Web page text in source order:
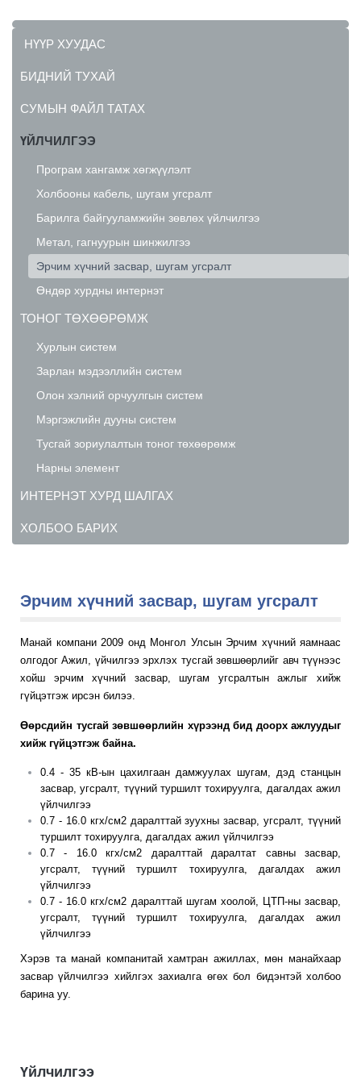
НҮҮР ХУУДАС
БИДНИЙ ТУХАЙ
СУМЫН ФАЙЛ ТАТАХ
ҮЙЛЧИЛГЭЭ
Програм хангамж хөгжүүлэлт
Холбооны кабель, шугам угсралт
Барилга байгууламжийн зөвлөх үйлчилгээ
Метал, гагнуурын шинжилгээ
Эрчим хүчний засвар, шугам угсралт
Өндөр хурдны интернэт
ТОНОГ ТӨХӨӨРӨМЖ
Хурлын систем
Зарлан мэдээллийн систем
Олон хэлний орчуулгын систем
Мэргэжлийн дууны систем
Тусгай зориулалтын тоног төхөөрөмж
Нарны элемент
ИНТЕРНЭТ ХУРД ШАЛГАХ
ХОЛБОО БАРИХ
Эрчим хүчний засвар, шугам угсралт
Манай компани 2009 онд Монгол Улсын Эрчим хүчний яамнаас
олгодог Ажил, үйчилгээ эрхлэх тусгай зөвшөөрлийг авч түүнээс
хойш эрчим хүчний засвар, шугам угсралтын ажлыг хийж
гүйцэтгэж ирсэн билээ.
Өөрсдийн тусгай зөвшөөрлийн хүрээнд бид доорх ажлуудыг
хийж гүйцэтгэж байна.
0.4 - 35 кВ-ын цахилгаан дамжуулах шугам, дэд станцын
засвар, угсралт, түүний туршилт тохируулга, дагалдах ажил
үйлчилгээ
0.7 - 16.0 кгх/см2 даралттай зуухны засвар, угсралт, түүний
туршилт тохируулга, дагалдах ажил үйлчилгээ
0.7 - 16.0 кгх/см2 даралттай даралтат савны засвар,
угсралт, түүний туршилт тохируулга, дагалдах ажил
үйлчилгээ
0.7 - 16.0 кгх/см2 даралттай шугам хоолой, ЦТП-ны засвар,
угсралт, түүний туршилт тохируулга, дагалдах ажил
үйлчилгээ
Хэрэв та манай компанитай хамтран ажиллах, мөн манайхаар
засвар үйлчилгээ хийлгэх захиалга өгөх бол бидэнтэй холбоо
барина уу.
Үйлчилгээ